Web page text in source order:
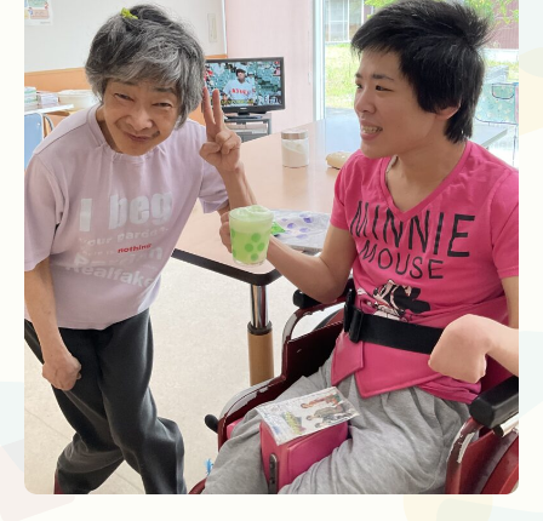
サービス紹介
年間の主なスケジュール
求人情報
スタッフブログ
ボランティア募集
お問い合わせ